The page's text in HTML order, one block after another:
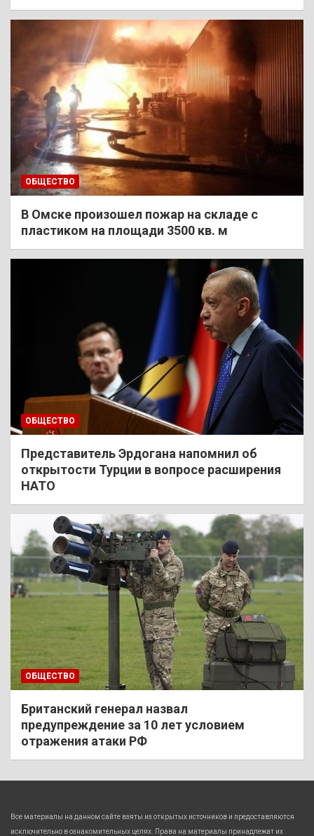
ОБЩЕСТВО
В Омске произошел пожар на складе с
пластиком на площади 3500 кв. м
ОБЩЕСТВО
Представитель Эрдогана напомнил об
открытости Турции в вопросе расширения
НАТО
ОБЩЕСТВО
Британский генерал назвал
предупреждение за 10 лет условием
отражения атаки РФ
Все материалы на данном сайте взяты из открытых источников и предоставляются
исключительно в ознакомительных целях. Права на материалы принадлежат их